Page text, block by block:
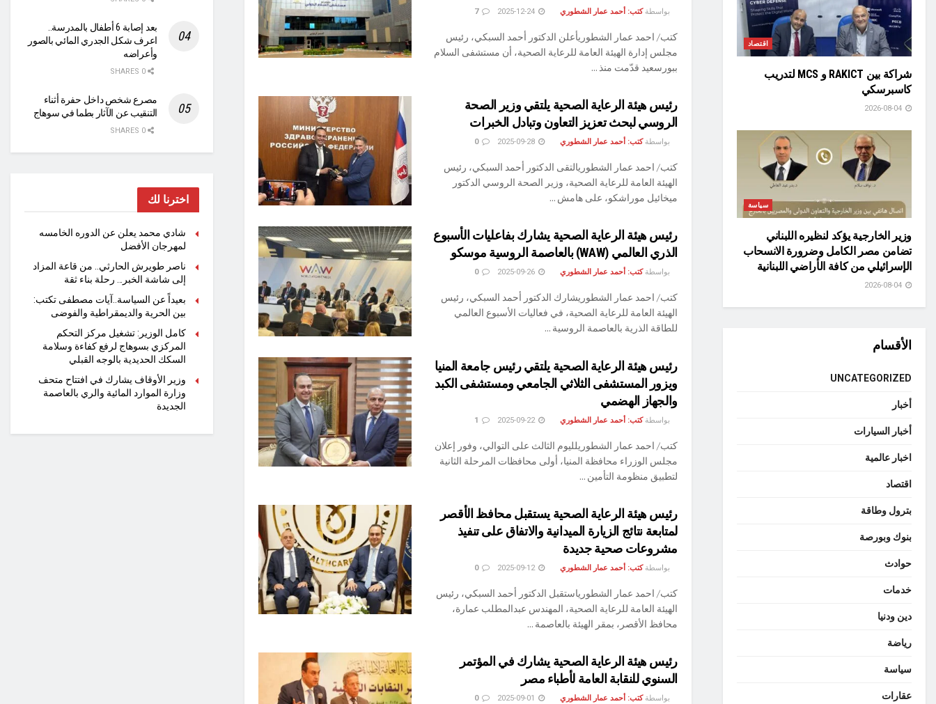
بواسطة كتب: أحمد عمار الشطوري 7
كتب/ احمد عمار الشطوريأعلن الدكتور أحمد السبكي، رئيس
مجلس إدارة الهيئة العامة للرعاية الصحية، أن مستشفى السلام
ببورسعيد قدّمت منذ ...
رئيس هيئة الرعاية الصحية يلتقي وزير الصحة
الروسي لبحث تعزيز التعاون وتبادل الخبرات
بواسطة كتب: أحمد عمار الشطوري 0
كتب/ احمد عمار الشطوريالتقى الدكتور أحمد السبكي، رئيس
الهيئة العامة للرعاية الصحية، وزير الصحة الروسي الدكتور
ميخائيل موراشكو، على هامش ...
رئيس هيئة الرعاية الصحية يشارك بفاعليات الأسبوع
الذري العالمي (WAW) بالعاصمة الروسية موسكو
بواسطة كتب: أحمد عمار الشطوري 0
كتب/ احمد عمار الشطوريشارك الدكتور أحمد السبكي، رئيس
الهيئة العامة للرعاية الصحية، في فعاليات الأسبوع العالمي
للطاقة الذرية بالعاصمة الروسية ...
رئيس هيئة الرعاية الصحية يلتقي رئيس جامعة المنيا
ويزور المستشفى الثلاثي الجامعي ومستشفى الكبد
والجهاز الهضمي
بواسطة كتب: أحمد عمار الشطوري
كتب/ احمد عمار الشطوريلليوم الثالث على التوالي، وفور إعلان
مجلس الوزراء محافظة المنيا، أولى محافظات المرحلة الثانية
لتطبيق منظومة التأمين ...
رئيس هيئة الرعاية الصحية يستقبل محافظ الأقصر
لمتابعة نتائج الزيارة الميدانية والاتفاق على تنفيذ
مشروعات صحية جديدة
بواسطة كتب: أحمد عمار الشطوري 0
كتب/ احمد عمار الشطورياستقبل الدكتور أحمد السبكي، رئيس
الهيئة العامة للرعاية الصحية، المهندس عبدالمطلب عمارة،
محافظ الأقصر، بمقر الهيئة بالعاصمة ...
رئيس هيئة الرعاية الصحية يشارك في المؤتمر
السنوي للنقابة العامة لأطباء مصر
بواسطة كتب: أحمد عمار الشطوري 0
اقتصاد
شراكة بين RAKICT و MCS لتدريب
كاسبرسكي
سياسة
وزير الخارجية يؤكد لنظيره اللبناني
تضامن مصر الكامل وضرورة الانسحاب
الإسرائيلي من كافة الأراضي اللبنانية
الأقسام
UNCATEGORIZED
أخبار
أخبار السيارات
اخبار عالمية
اقتصاد
بترول وطاقة
بنوك وبورصة
حوادث
خدمات
دين ودنيا
رياضة
سياسة
عقارات
بعد إصابة 6 أطفال بالمدرسة..
اعرف شكل الجدري المائي بالصور
وأعراضه
مصرع شخص داخل حفرة أثناء
التنقيب عن الآثار بطما في سوهاج
اخترنا لك
شادي محمد يعلن عن الدوره الخامسه
لمهرجان الأفضل
ناصر طويرش الحارثي.. من قاعة المزاد
إلى شاشة الخبر… رحلة بناء ثقة
بعيداً عن السياسة..آيات مصطفى تكتب:
بين الحرية والديمقراطية والفوضى
كامل الوزير: تشغيل مركز التحكم
المركزي بسوهاج لرفع كفاءة وسلامة
السكك الحديدية بالوجه القبلي
وزير الأوقاف يشارك في افتتاح متحف
وزارة الموارد المائية والري بالعاصمة
الجديدة